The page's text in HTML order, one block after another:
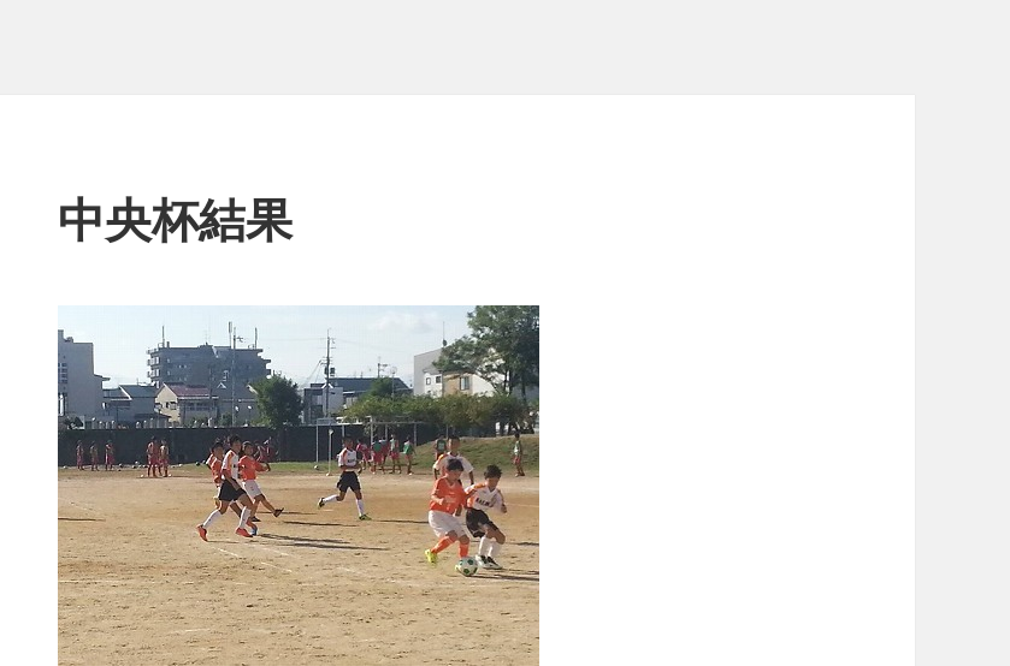
中央杯結果